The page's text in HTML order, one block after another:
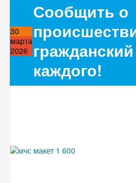
30
марта
2026
Сообщить о
каждого!